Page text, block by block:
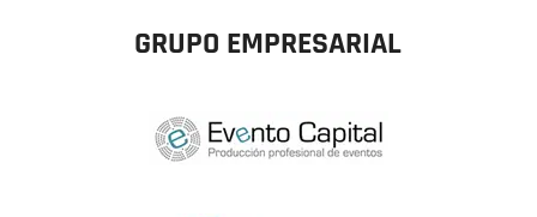
GRUPO EMPRESARIAL